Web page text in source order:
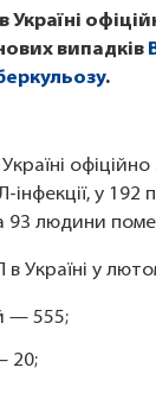
Україні
випадків
.
інфекції, у 192
93 людини
в Україні у
— 555;
20;